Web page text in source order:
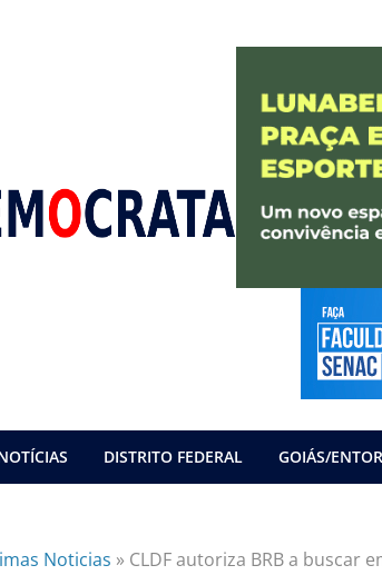
DISTRITO FEDERAL GOIÁS/
Noticias » CLDF autoriza BRB a buscar